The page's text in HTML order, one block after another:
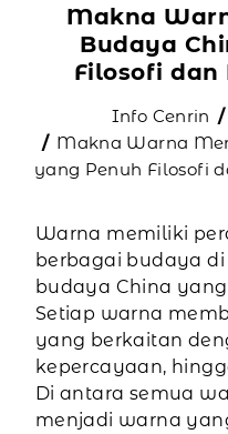
Makna
Budaya
Filosofi dan
Info Cenrin
Makna Warna
yang Penuh Filosofi
Warna memiliki
berbagai budaya
budaya China
Setiap warna
yang berkaitan
kepercayaan,
Di antara semua
menjadi warna